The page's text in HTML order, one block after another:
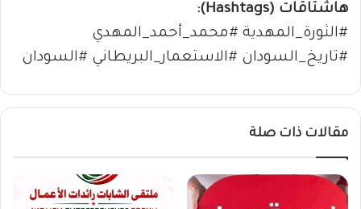
هاشتاقات (Hashtags):
#الثورة_المهدية #محمد_أحمد_المهدي
#تاريخ_السودان #الاستعمار_البريطاني #السودان
مقالات ذات صلة